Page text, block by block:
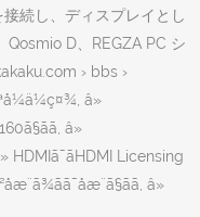
続し、ディスプレイとし
D、REGZA PC シ
› bbs ›
â»
â»
â» HDMIã¯ãHDMI Licensing
â»